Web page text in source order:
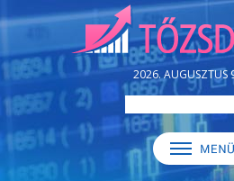
2026. AUGUSZTUS